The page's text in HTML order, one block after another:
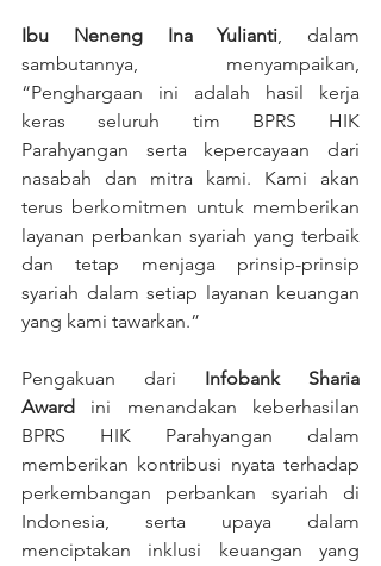
Ibu Neneng Ina Yulianti, dalam
sambutannya, menyampaikan,
“Penghargaan ini adalah hasil kerja
keras seluruh tim BPRS HIK
Parahyangan serta kepercayaan dari
nasabah dan mitra kami. Kami akan
terus berkomitmen untuk memberikan
layanan perbankan syariah yang terbaik
dan tetap menjaga prinsip-prinsip
syariah dalam setiap layanan keuangan
yang kami tawarkan.”
Pengakuan dari Infobank Sharia
Award
ini menandakan keberhasilan
BPRS HIK Parahyangan dalam
memberikan kontribusi nyata terhadap
perkembangan perbankan syariah di
Indonesia, serta upaya dalam
menciptakan inklusi keuangan yang